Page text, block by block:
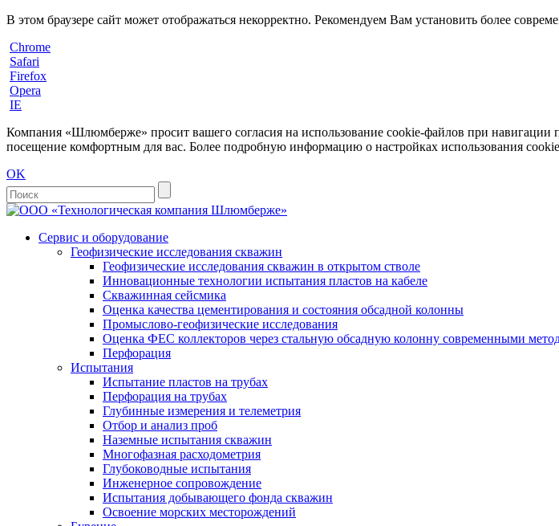
В этом браузере сайт может отображаться некорректно. Рекомендуем Вам установить более
Chrome
Safari
Firefox
Opera
IE
Компания «Шлюмберже» просит вашего согласия на использование cookie-файлов при навигации
посещение комфортным для вас. Более подробную информацию о настройках использования
OK
Сервис и оборудование
Геофизические исследования скважин
Геофизические исследования скважин в открытом стволе
Инновационные технологии испытания пластов на кабеле
Скважинная сейсмика
Оценка качества цементирования и состояния обсадной колонны
Промыслово-геофизические исследования
Оценка ФЕС коллекторов через стальную обсадную колонну современными
Перфорация
Испытания
Испытание пластов на трубах
Перфорация на трубах
Глубинные измерения и телеметрия
Отбор и анализ проб
Наземные испытания скважин
Многофазная расходометрия
Глубоководные испытания
Инженерное сопровождение
Испытания добывающего фонда скважин
Освоение морских месторождений